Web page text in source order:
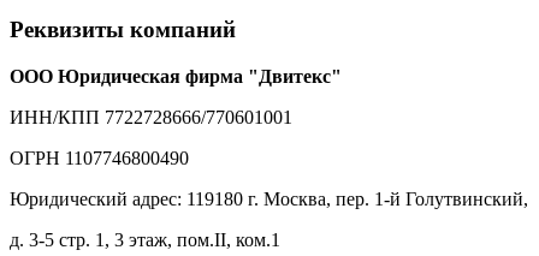
Реквизиты компаний
ООО Юридическая фирма "Двитекс"
ИНН/КПП 7722728666/770601001
ОГРН 1107746800490
Юридический адрес: 119180 г. Москва, пер. 1-й Голутвинский,
д. 3-5 стр. 1, 3 этаж, пом.II, ком.1